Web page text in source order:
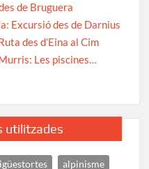
de Bruguera
Excursió des de Darnius
des d’Eina al Cim
Les piscines…
utilitzades
alpinisme